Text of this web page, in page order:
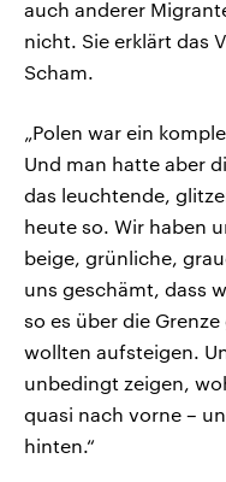
auch anderer
nicht. Sie erklärt das
Scham.
„Polen war ein
Und man hatte aber
das leuchtende,
heute so. Wir haben
beige, grünliche,
uns geschämt, dass
so es über die
wollten aufsteigen.
unbedingt zeigen,
quasi nach vorne –
hinten.“